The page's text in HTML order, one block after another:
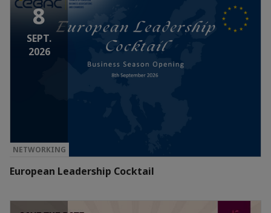
8
SEPT.
2026
NETWORKING
European Leadership Cocktail